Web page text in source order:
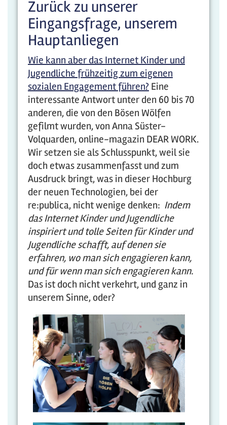
Zurück zu unserer
Eingangsfrage, unserem
Hauptanliegen
Wie kann aber das Internet Kinder und
Jugendliche frühzeitig zum eigenen
sozialen Engagement führen? Eine
interessante Antwort unter den 60 bis 70
anderen, die von den Bösen Wölfen
gefilmt wurden, von Anna Süster-
Volquarden, online-magazin DEAR WORK.
Wir setzen sie als Schlusspunkt, weil sie
doch etwas zusammenfasst und zum
Ausdruck bringt, was in dieser Hochburg
der neuen Technologien, bei der
re:publica, nicht wenige denken: Indem
das Internet Kinder und Jugendliche
inspiriert und tolle Seiten für Kinder und
Jugendliche schafft, auf denen sie
erfahren, wo man sich engagieren kann,
und für wenn man sich engagieren kann.
Das ist doch nicht verkehrt, und ganz in
unserem Sinne, oder?